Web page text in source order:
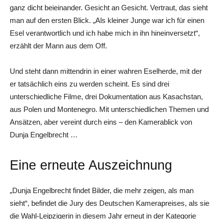
ganz dicht beieinander. Gesicht an Gesicht. Vertraut, das sieht
man auf den ersten Blick. „Als kleiner Junge war ich für einen
Esel verantwortlich und ich habe mich in ihn hineinversetzt“,
erzählt der Mann aus dem Off.
Und steht dann mittendrin in einer wahren Eselherde, mit der
er tatsächlich eins zu werden scheint. Es sind drei
unterschiedliche Filme, drei Dokumentation aus Kasachstan,
aus Polen und Montenegro. Mit unterschiedlichen Themen und
Ansätzen, aber vereint durch eins – den Kamerablick von
Dunja Engelbrecht …
Eine erneute Auszeichnung
„Dunja Engelbrecht findet Bilder, die mehr zeigen, als man
sieht“, befindet die Jury des Deutschen Kamerapreises, als sie
die Wahl-Leipzigerin in diesem Jahr erneut in der Kategorie